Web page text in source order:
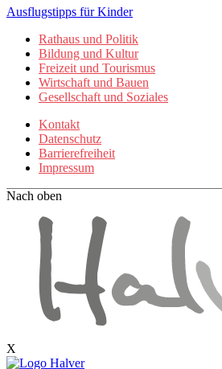
Ausflugstipps für Kinder
Rathaus und Politik
Bildung und Kultur
Freizeit und Tourismus
Wirtschaft und Bauen
Gesellschaft und Soziales
Kontakt
Datenschutz
Barrierefreiheit
Impressum
Nach oben
X